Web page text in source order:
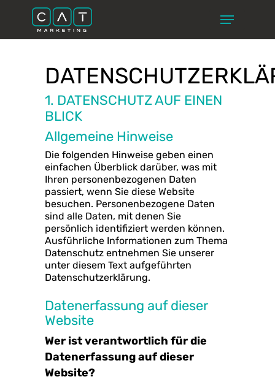
content
Menu
1. DATENSCHUTZ AUF EINEN
BLICK
Allgemeine Hinweise
Die folgenden Hinweise geben einen
einfachen Überblick darüber, was mit
Ihren personenbezogenen Daten
passiert, wenn Sie diese Website
besuchen. Personenbezogene Daten
sind alle Daten, mit denen Sie
persönlich identifiziert werden können.
Ausführliche Informationen zum Thema
Datenschutz entnehmen Sie unserer
unter diesem Text aufgeführten
Datenschutzerklärung.
Datenerfassung auf dieser
Website
Wer ist verantwortlich für die
Datenerfassung auf dieser
Website?